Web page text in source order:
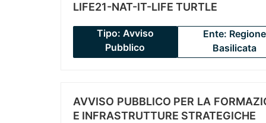
LIFE21-NAT-IT-LIFE TURTLE
Tipo: Avviso
Pubblico
Ente: Regione
Basilicata
AVVISO PUBBLICO PER LA
E INFRASTRUTTURE STRATEGICHE